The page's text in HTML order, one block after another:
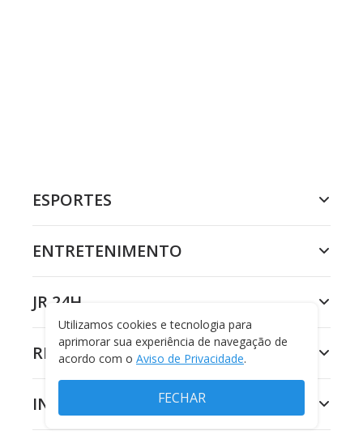
ESPORTES
ENTRETENIMENTO
JR 24H
RECORD
INSTITUCIONAL
Utilizamos cookies e tecnologia para
aprimorar sua experiência de navegação de
acordo com o Aviso de Privacidade.
FECHAR